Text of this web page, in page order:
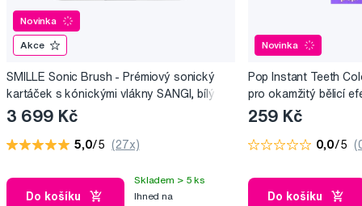
Novinka
Akce
SMILLE Sonic Brush - Prémiový sonický
kartáček s kónickými vlákny SANGI, bílý
3 699 Kč
5,0/5 (27x)
Do košíku
Skladem > 5 ks
Ihned na
Novinka
Pop Instant Teeth
pro okamžitý bělicí
259 Kč
0,0/5
Do košíku